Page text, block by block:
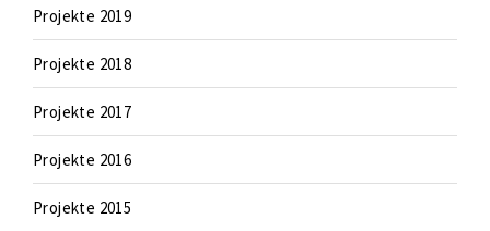
Projekte 2019
Projekte 2018
Projekte 2017
Projekte 2016
Projekte 2015